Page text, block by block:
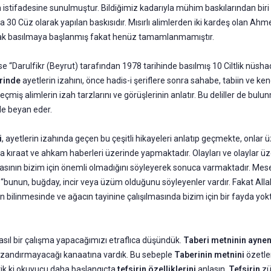
sunulmuştur. Bildiğimiz kadarıyla mühim baskılarından
30 Cüz olarak yapılan baskısıdır. Mısırlı alimlerden iki kardeş olan
başlanmış fakat henüz tamamlanmamıştır.
“Darulfikr (Beyrut) tarafından 1978 tarihinde basılmış 10 Ciltlik
ayetlerin izahını, önce hadis-i şeriflere sonra sahabe, tabiin ve
alimlerin izah tarzlarını ve görüşlerinin anlatır. Bu deliller de
beyan eder.
, ayetlerin izahında geçen bu çeşitli hikayeleri anlatıp geçmekte,
kıraat ve ahkam haberleri üzerinde yapmaktadır. Olayları ve olaylar
bizim için önemli olmadığını söyleyerek sonuca varmaktadır.
buğday, incir veya üzüm olduğunu söyleyenler vardır. Fakat
bilinmesinde ve ağacın tayinine çalışılmasında bizim için bir fayda
bir çalışma yapacağımızı etraflıca düşündük. Taberi metninin
kanaatına vardık. Bu sebeple Taberinin metnini